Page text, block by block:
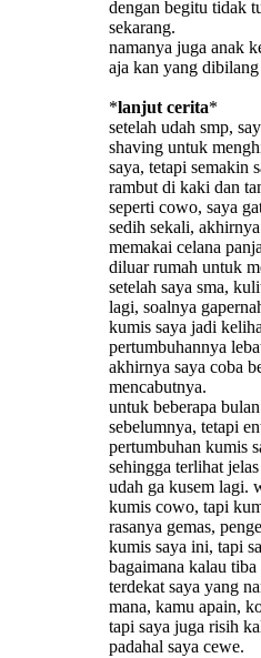
dengan begitu tidak
sekarang.
namanya juga anak
aja kan yang
*lanjut cerita*
setelah udah smp,
shaving untuk
saya, tetapi semakin
rambut di kaki dan
seperti cowo, saya
sedih sekali,
memakai celana
diluar rumah untuk
setelah saya sma,
lagi, soalnya
kumis saya jadi
pertumbuhannya
akhirnya saya coba
mencabutnya.
untuk beberapa
sebelumnya, tetapi
pertumbuhan kumis
sehingga terlihat
udah ga kusem lagi.
kumis cowo, tapi
rasanya gemas,
kumis saya ini, tapi
bagaimana kalau
terdekat saya yang
mana, kamu apain,
tapi saya juga risih
padahal saya cewe.